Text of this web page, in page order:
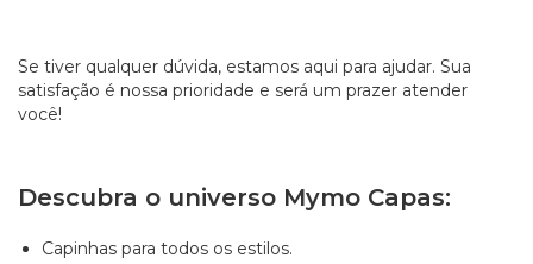
Se tiver qualquer dúvida, estamos aqui para ajudar. Sua
satisfação é nossa prioridade e será um prazer atender
você!
Descubra o universo Mymo Capas:
Capinhas para todos os estilos.